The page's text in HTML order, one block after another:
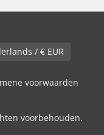
Nederlands / € EUR
voorwaarden
voorbehouden.